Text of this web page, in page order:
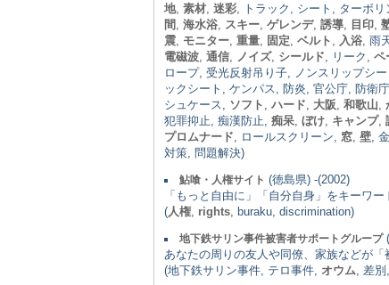
地, 素材 迷彩 , トラック, シート, ターボリ
間
海水浴 スキー ゲレンデ, 誘導 目印
震 モニター 重量 固定 ベルト 入浴 , 雨
電磁波 通信 ノイズ, シールド , リーク, ペ
ロープ, 受光反射吊り子, ノンスリップシ
ックシート, ケンパス, 防炎, 官公庁, 防衛
シュケース, ソフト ハード 大阪 和歌山
犯罪抑止, 痴漢防止, 痴呆 ぼけ キャンプ,
プロムナード , ロールスクリーン, 窓 壁 ,
対策, 問題解決)
鮎喰・人権サイト (徳島県) -(2002)
「もっと自由に」「自分自身」をキーワ
( 人権 rights , buraku, discrimination)
地下鉄サリン事件被害者サポートグループ(
あなたの周りの友人や同僚、家族などが
(地下鉄サリン事件, テロ事件, オウム , 差別,